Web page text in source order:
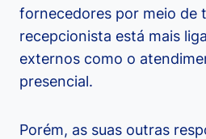
fornecedores por meio de
recepcionista está mais
externos como o
presencial.
Porém, as suas outras